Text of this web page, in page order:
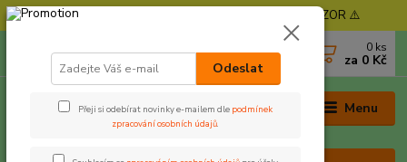
⚠️ POZOR - Objednávky expedujeme od 11. 8. - POZOR ⚠️
Menu
0 ks
za 0 Kč
Odeslat
Přeji si odebírat novinky e-mailem dle podmínek
zpracování osobních údajů.